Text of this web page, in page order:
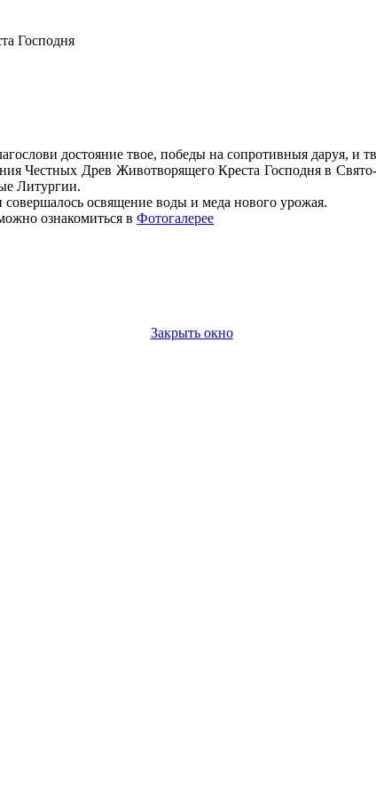
Господня
достояние твое, победы на сопротивныя даруя, и
Честных Древ Животворящего Креста Господня в
Литургии.
освящение воды и меда нового урожая.
ознакомиться в Фотогалерее
Закрыть окно